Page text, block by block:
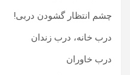
چشم انتظار گشودن دربی!
درب خانه، درب زندان
درب خاوران